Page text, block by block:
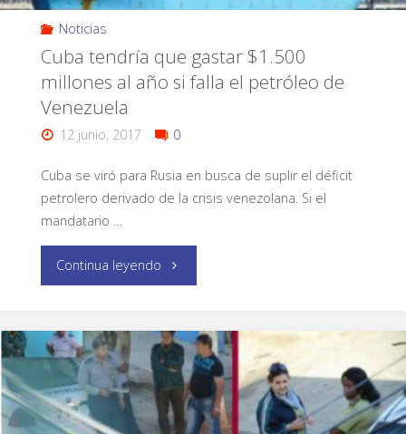
Noticias
Cuba tendría que gastar $1.500
millones al año si falla el petróleo de
Venezuela
12 junio, 2017 0
Cuba se viró para Rusia en busca de suplir el déficit
petrolero derivado de la crisis venezolana. Si el
mandatario …
Continua leyendo